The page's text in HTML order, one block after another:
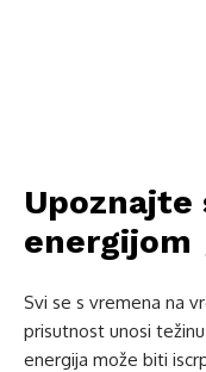
Upoznajte
energijom
Svi se s vremena na
prisutnost unosi
energija može biti